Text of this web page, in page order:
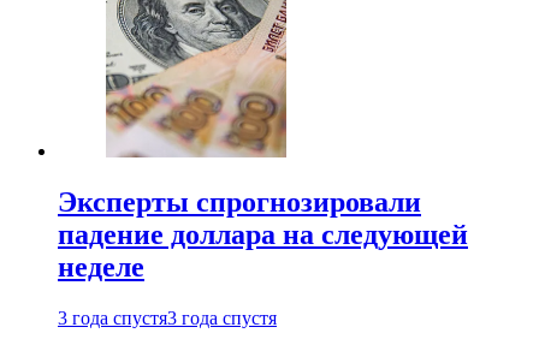
Эксперты спрогнозировали
падение доллара на следующей
неделе
3 года спустя3 года спустя